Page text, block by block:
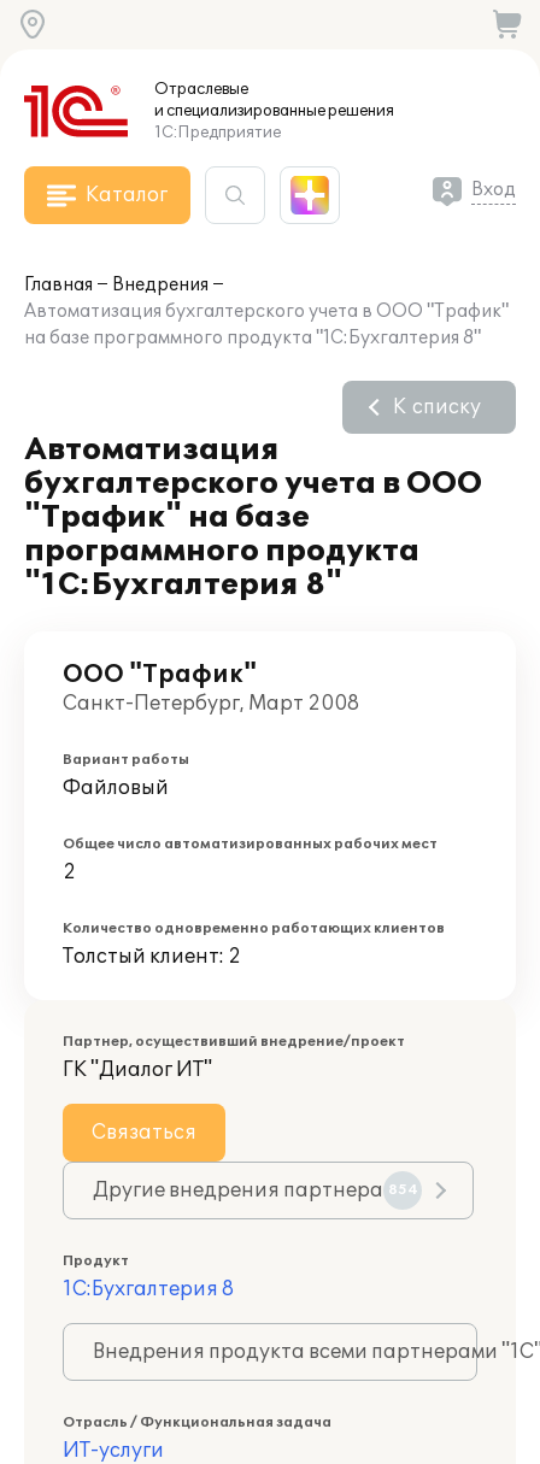
Отраслевые
и специализированныерешения
1С:Предприятие
Каталог Вход
Главная
Внедрения
Автоматизация бухгалтерского учета в ООО "Трафик"
на базе программного продукта "1С:Бухгалтерия 8"
Автоматизация
бухгалтерского учета в ООО
"Трафик" на базе
программного продукта
"1С:Бухгалтерия 8"
К списку
ООО "Трафик"
Санкт-Петербург, Март 2008
Вариант работы
Файловый
Общее число автоматизированных рабочих мест
2
Количество одновременно работающих клиентов
Толстый клиент: 2
Партнер, осуществивший внедрение/проект
ГК "Диалог ИТ"
Связаться
Другие внедрения партнера 854
Продукт
1С:Бухгалтерия 8
Внедрения продукта всеми партнерами
Отрасль / Функциональная задача
ИТ-услуги